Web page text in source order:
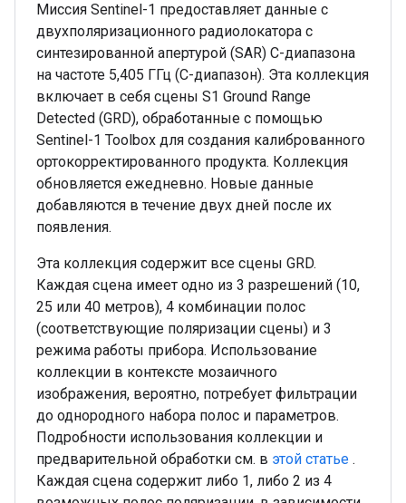
Миссия Sentinel-1 предоставляет данные с
двухполяризационного радиолокатора с
синтезированной апертурой (SAR) C-диапазона
на частоте 5,405 ГГц (C-диапазон). Эта коллекция
включает в себя сцены S1 Ground Range
Detected (GRD), обработанные с помощью
Sentinel-1 Toolbox для создания калиброванного
ортокорректированного продукта. Коллекция
обновляется ежедневно. Новые данные
добавляются в течение двух дней после их
появления.
Эта коллекция содержит все сцены GRD.
Каждая сцена имеет одно из 3 разрешений (10,
25 или 40 метров), 4 комбинации полос
(соответствующие поляризации сцены) и 3
режима работы прибора. Использование
коллекции в контексте мозаичного
изображения, вероятно, потребует фильтрации
до однородного набора полос и параметров.
Подробности использования коллекции и
предварительной обработки см. в этой статье .
Каждая сцена содержит либо 1, либо 2 из 4